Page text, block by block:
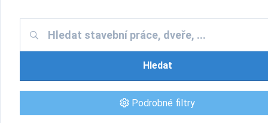
Hledat
Podrobné filtry